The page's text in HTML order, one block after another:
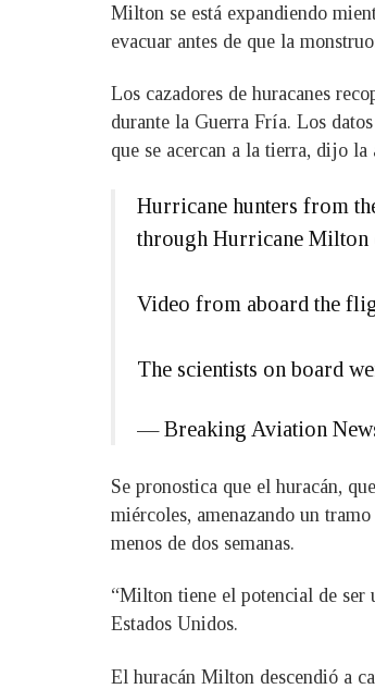
Milton se está expandiendo
evacuar antes de que la
Los cazadores de huracanes
durante la Guerra Fría. Los
que se acercan a la tierra, dijo la
Hurricane hunters from
through Hurricane Milton
Video from aboard the
The scientists on board
— Breaking Aviation
Se pronostica que el huracán,
miércoles, amenazando un
menos de dos semanas.
“Milton tiene el potencial de ser
Estados Unidos.
El huracán Milton descendió a